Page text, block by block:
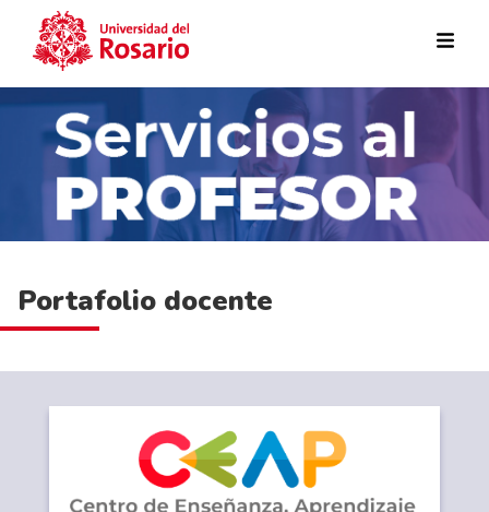
Pasar al contenido principal
Portafolio docente